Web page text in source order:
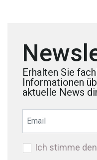
Erhalten Sie
Informationen
aktuelle News
Ich stimme den